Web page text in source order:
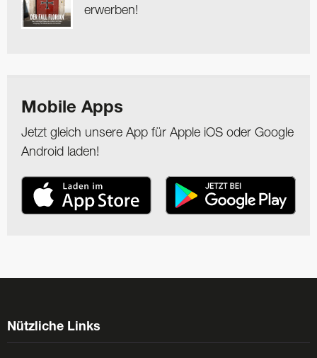
erwerben!
Mobile Apps
Jetzt gleich unsere App für Apple iOS oder Google
Android laden!
Nützliche Links